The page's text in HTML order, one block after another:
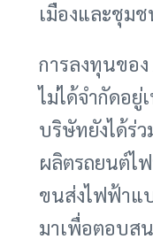
เมืองและชุม
การลงทุนของ
ไม่ได้จำกัดอยู่
บริษัทยังได้ร่
ผลิตรถยนต์ไ
ขนส่งไฟฟ้าแ
มาเพื่อตอบส